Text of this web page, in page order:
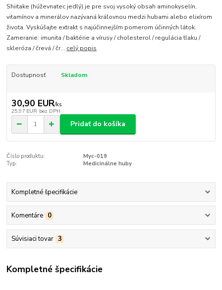
Shiitake (húževnatec jedlý) je pre svoj vysoký obsah aminokyselín,
vitamínov a minerálov nazývaná kráľovnou medzi hubami alebo elixírom
života. Vyskúšajte extrakt s najúčinnejším pomerom účinných látok.
Zameranie: imunita / baktérie a vírusy / cholesterol / regulácia tlaku /
skleróza / črevá / čr... celý popis
Dostupnosť Skladom
30,90 EUR/ks
25,97 EUR bez DPH
Pridať do košíka
Číslo produktu:
Myc-019
Typ:
Medicinálne huby
Kompletné špecifikácie
Komentáre 0
Súvisiaci tovar 3
Kompletné špecifikácie